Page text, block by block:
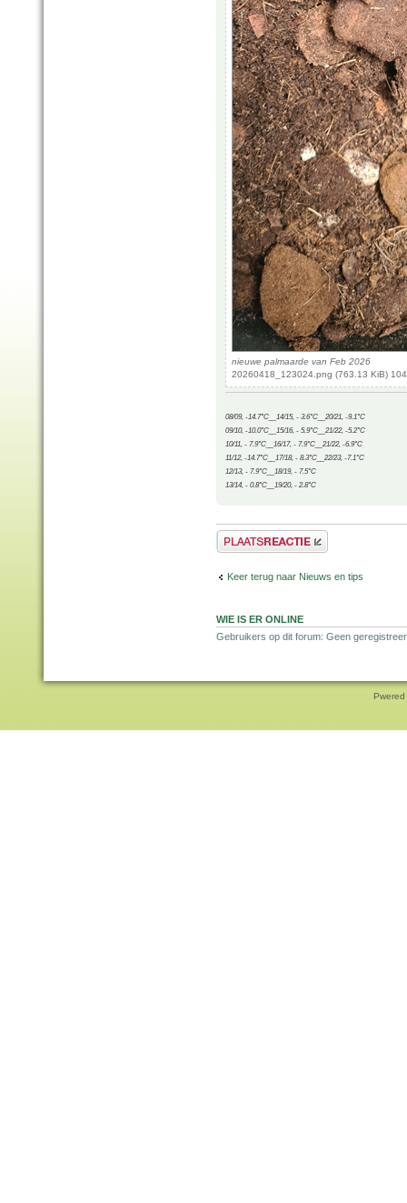
nieuwe palmaarde van Feb 2026
20260418_123024.png (763.13 KiB)
08/09, -14.7°C__14/15, - 3.6°C__20/21, -9.1°C
09/10, -10.0°C__15/16, - 5.9°C__21/22, -5.2°C
10/11, - 7.9°C__16/17, - 7.9°C__21/22, -6.9°C
11/12, -14.7°C__17/18, - 8.3°C__22/23, -7.1°C
12/13, - 7.9°C__18/19, - 7.5°C
13/14, - 0.8°C__19/20, - 2.8°C
Plaats een reactie
Keer terug naar Nieuws en tips
WIE IS ER ONLINE
Gebruikers op dit forum: Geen